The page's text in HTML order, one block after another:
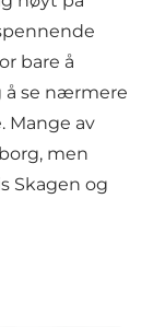
bare å
å se nærmere
Mange av
men
Skagen og